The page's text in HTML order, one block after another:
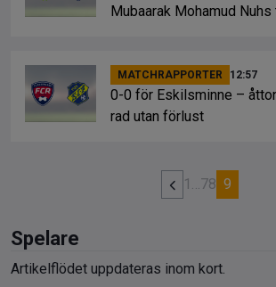
Mubaarak Mohamud Nuhs
MATCHRAPPORTER 12:57
0-0 för Eskilsminne –
rad utan förlust
1 …78 9
Spelare
Artikelflödet uppdateras inom kort.